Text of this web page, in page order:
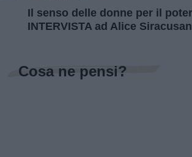
Il senso delle donne per il
INTERVISTA ad Alice
Cosa ne pensi?